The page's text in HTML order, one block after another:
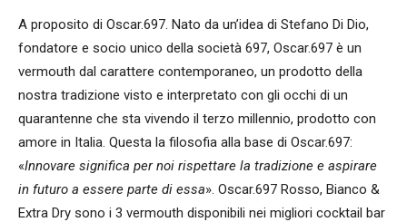
A proposito di Oscar.697. Nato da un’idea di Stefano Di Dio,
fondatore e socio unico della società 697, Oscar.697 è un
vermouth dal carattere contemporaneo, un prodotto della
nostra tradizione visto e interpretato con gli occhi di un
quarantenne che sta vivendo il terzo millennio, prodotto con
amore in Italia. Questa la filosofia alla base di Oscar.697:
«Innovare significa per noi rispettare la tradizione e aspirare
in futuro a essere parte di essa». Oscar.697 Rosso, Bianco &
Extra Dry sono i 3 vermouth disponibili nei migliori cocktail bar